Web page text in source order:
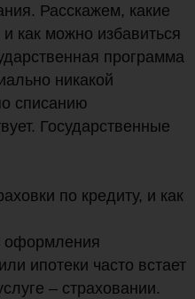
Расскажем, какие
как можно избавиться
программа
никакой
списанию
Государственные
по кредиту, и как
оформления
ипотеки часто встает
– страховании.